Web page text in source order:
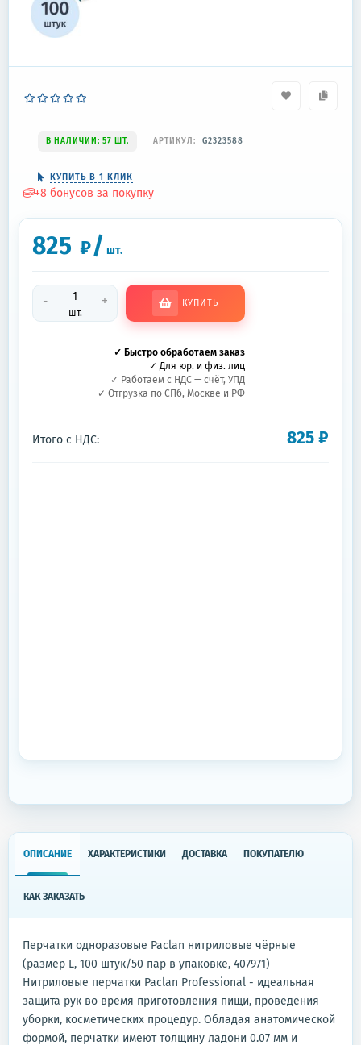
В НАЛИЧИИ: 57 ШТ. АРТИКУЛ: G2323588
КУПИТЬ В 1 КЛИК
+8 бонусов за покупку
825 ₽/ шт.
-
шт.
+ КУПИТЬ
✓ Быстро обработаем заказ
✓ Для юр. и физ. лиц
✓ Работаем с НДС — счёт, УПД
✓ Отгрузка по СПб, Москве и РФ
Итого с НДС: 825₽
ОПИСАНИЕ ХАРАКТЕРИСТИКИ ДОСТАВКА ПОКУПАТЕЛЮ
КАК ЗАКАЗАТЬ
Перчатки одноразовые Paclan нитриловые чёрные
(размер L, 100 штук/50 пар в упаковке, 407971)
Нитриловые перчатки Paclan Professional - идеальная
защита рук во время приготовления пищи, проведения
уборки, косметических процедур. Обладая анатомической
формой, перчатки имеют толщину ладони 0.07 мм и